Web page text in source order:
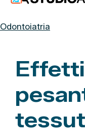
contenuto
Odontoiatria